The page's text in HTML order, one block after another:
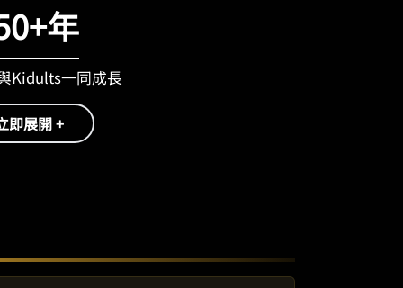
年
Kidults一同成長
即展開 +